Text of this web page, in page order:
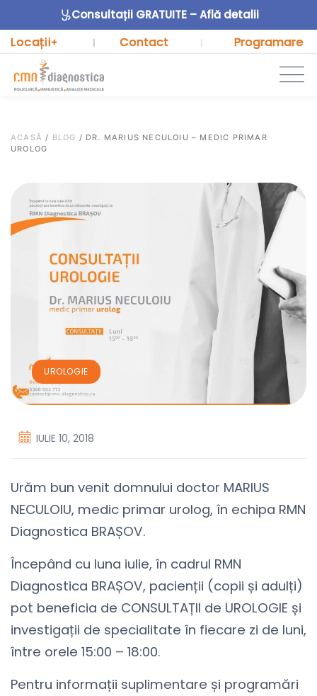
Consultații GRATUITE – Află detalii
Locații+ | Contact Programare
ACASĂ / BLOG / DR. MARIUS NECULOIU – MEDIC PRIMAR
UROLOG
UROLOGIE
IULIE 10, 2018
Urăm bun venit domnului doctor MARIUS
NECULOIU, medic primar urolog, în echipa RMN
Diagnostica BRAȘOV.
Începând cu luna iulie, în cadrul RMN
Diagnostica BRAȘOV, pacienții (copii și adulți)
pot beneficia de CONSULTAȚII de UROLOGIE și
investigații de specialitate în fiecare zi de luni,
între orele 15:00 – 18:00.
Pentru informații suplimentare și programări